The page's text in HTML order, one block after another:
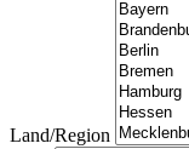
Land/Region